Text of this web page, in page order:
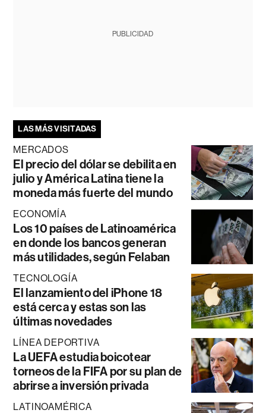
PUBLICIDAD
LAS MÁS VISITADAS
MERCADOS
El precio del dólar se debilita en
julio y América Latina tiene la
moneda más fuerte del mundo
ECONOMÍA
Los 10 países de Latinoamérica
en donde los bancos generan
más utilidades, según Felaban
TECNOLOGÍA
El lanzamiento del iPhone 18
está cerca y estas son las
últimas novedades
LÍNEA DEPORTIVA
La UEFA estudia boicotear
torneos de la FIFA por su plan de
abrirse a inversión privada
LATINOAMÉRICA